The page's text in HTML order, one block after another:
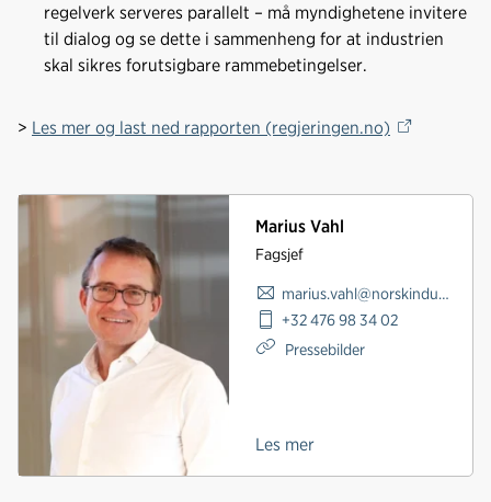
regelverk serveres parallelt – må myndighetene invitere
til dialog og se dette i sammenheng for at industrien
skal sikres forutsigbare rammebetingelser.
> Les mer og last ned rapporten (regjeringen.no)
Marius Vahl
Fagsjef
marius.vahl@norskindustri.no
+32 476 98 34 02
Pressebilder
Les mer